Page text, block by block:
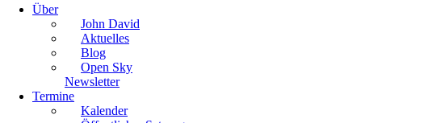
Main
Über
John David
Aktuelles
Blog
Open Sky
Newsletter
Termine
Kalender